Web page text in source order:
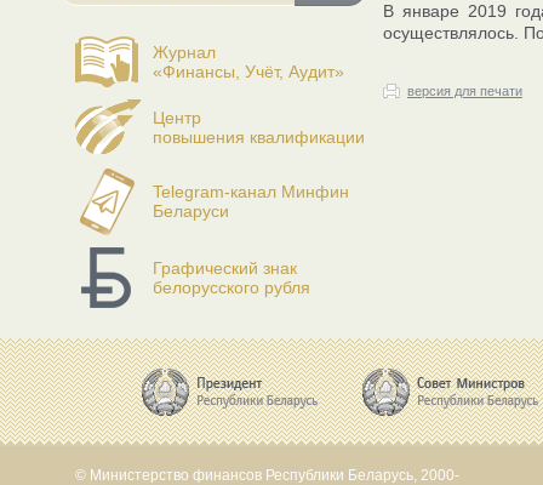
Журнал
«Финансы, Учёт, Аудит»
Центр
повышения квалификации
Telegram-канал Минфин
Беларуси
Графический знак
белорусского рубля
В январе 2019
осуществлялось.
версия для печати
© Министерство финансов Республики Беларусь, 2000-